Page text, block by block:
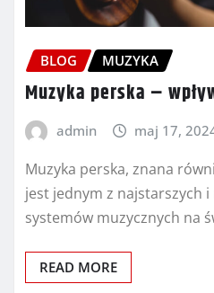
BLOG MUZYKA
Muzyka perska –
admin maj 17,
Muzyka perska, znana
jest jednym z najstarszych
systemów muzycznych na
READ MORE